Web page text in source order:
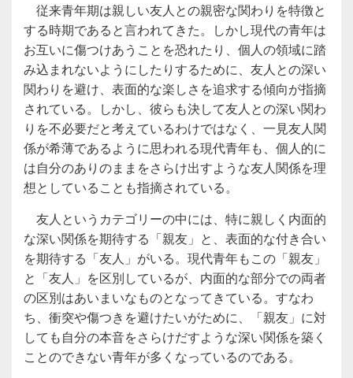
従来青年期は親しい友人との親密な関わりを特徴と
する時期であると言われてきた。しかし現代の青年は
お互いに傷つけあうことを恐れたり、個人の領域に踏
み込まれないようにしたりするために、友人との深い
関わりを避け、表面的な楽しさを追求する傾向が指摘
されている。しかし、彼らも決して友人との深い関わ
りを不必要だと考えているわけではなく、一見友人関
係が希薄であるように思われる現代青年も、個人的に
は自分のありのままをさらけ出すような友人関係を理
想としていることも指摘されている。
友人というカテゴリーの中には、特に親しく内面的
な深い関係を期待する「親友」と、表面的な付き合い
を期待する「友人」がいる。現代青年もこの「親友」
と「友人」を区別しているが、内面的な部分での両者
の区別はあいまいなものとなってきている。すなわ
ち、衝突や傷つきを避けたいがために、「親友」に対
しても自分の本音をさらけだすような深い関係を築く
ことのできない青年が多くなっているのである。